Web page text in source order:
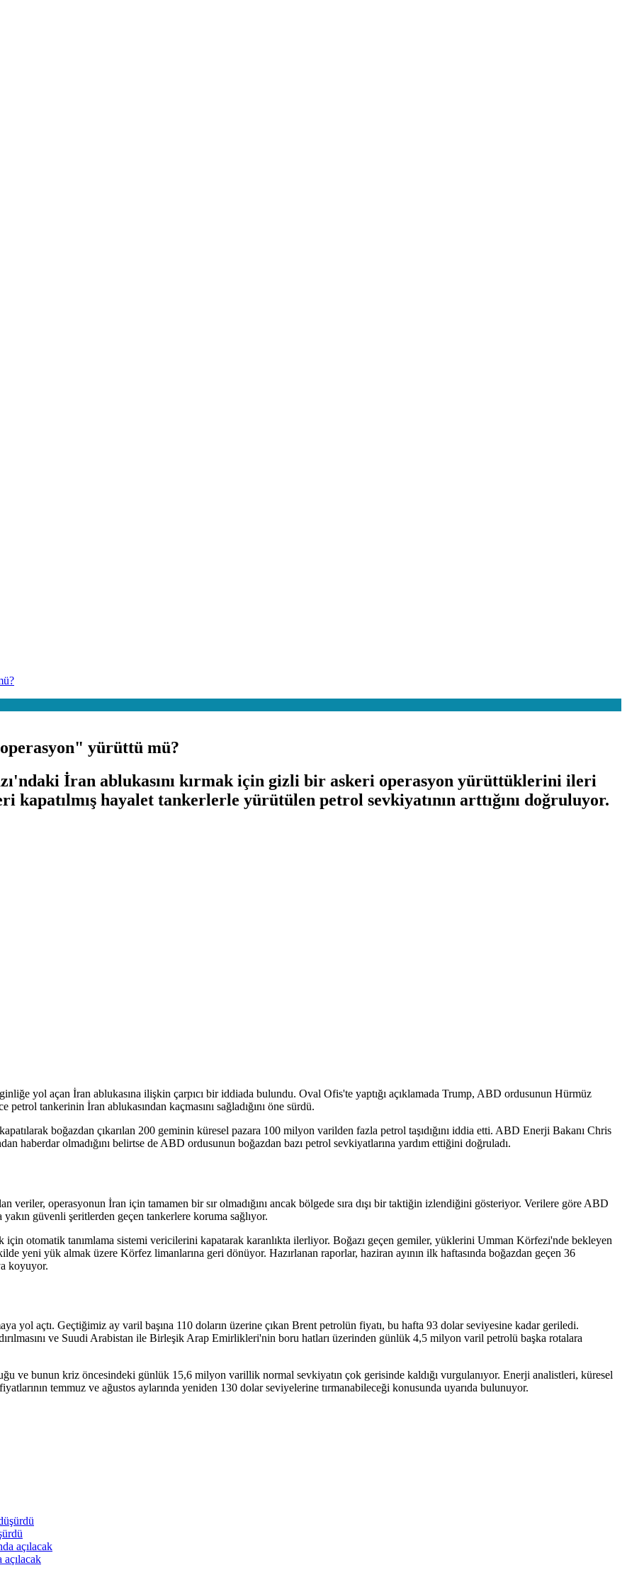
yürüttü mü?
İran ablukasını kırmak için gizli bir askeri operasyon yürüttüklerini ileri
hayalet tankerlerle yürütülen petrol sevkiyatının arttığını doğruluyor.
yol açan İran ablukasına ilişkin çarpıcı bir iddiada bulundu. Oval Ofis'te yaptığı açıklamada Trump, ABD ordusunun Hürmüz
tankerinin İran ablukasından kaçmasını sağladığını öne sürdü.
boğazdan çıkarılan 200 geminin küresel pazara 100 milyon varilden fazla petrol taşıdığını iddia etti. ABD Enerji Bakanı Chris
olmadığını belirtse de ABD ordusunun boğazdan bazı petrol sevkiyatlarına yardım ettiğini doğruladı.
veriler, operasyonun İran için tamamen bir sır olmadığını ancak bölgede sıra dışı bir taktiğin izlendiğini gösteriyor. Verilere göre ABD
güvenli şeritlerden geçen tankerlere koruma sağlıyor.
için otomatik tanımlama sistemi vericilerini kapatarak karanlıkta ilerliyor. Boğazı geçen gemiler, yüklerini Umman Körfezi'nde bekleyen
yeni yük almak üzere Körfez limanlarına geri dönüyor. Hazırlanan raporlar, haziran ayının ilk haftasında boğazdan geçen 36
koyuyor.
yol açtı. Geçtiğimiz ay varil başına 110 doların üzerine çıkan Brent petrolün fiyatı, bu hafta 93 dolar seviyesine kadar geriledi.
ve Suudi Arabistan ile Birleşik Arap Emirlikleri'nin boru hatları üzerinden günlük 4,5 milyon varil petrolü başka rotalara
ve bunun kriz öncesindeki günlük 15,6 milyon varillik normal sevkiyatın çok gerisinde kaldığı vurgulanıyor. Enerji analistleri, küresel
temmuz ve ağustos aylarında yeniden 130 dolar seviyelerine tırmanabileceği konusunda uyarıda bulunuyor.